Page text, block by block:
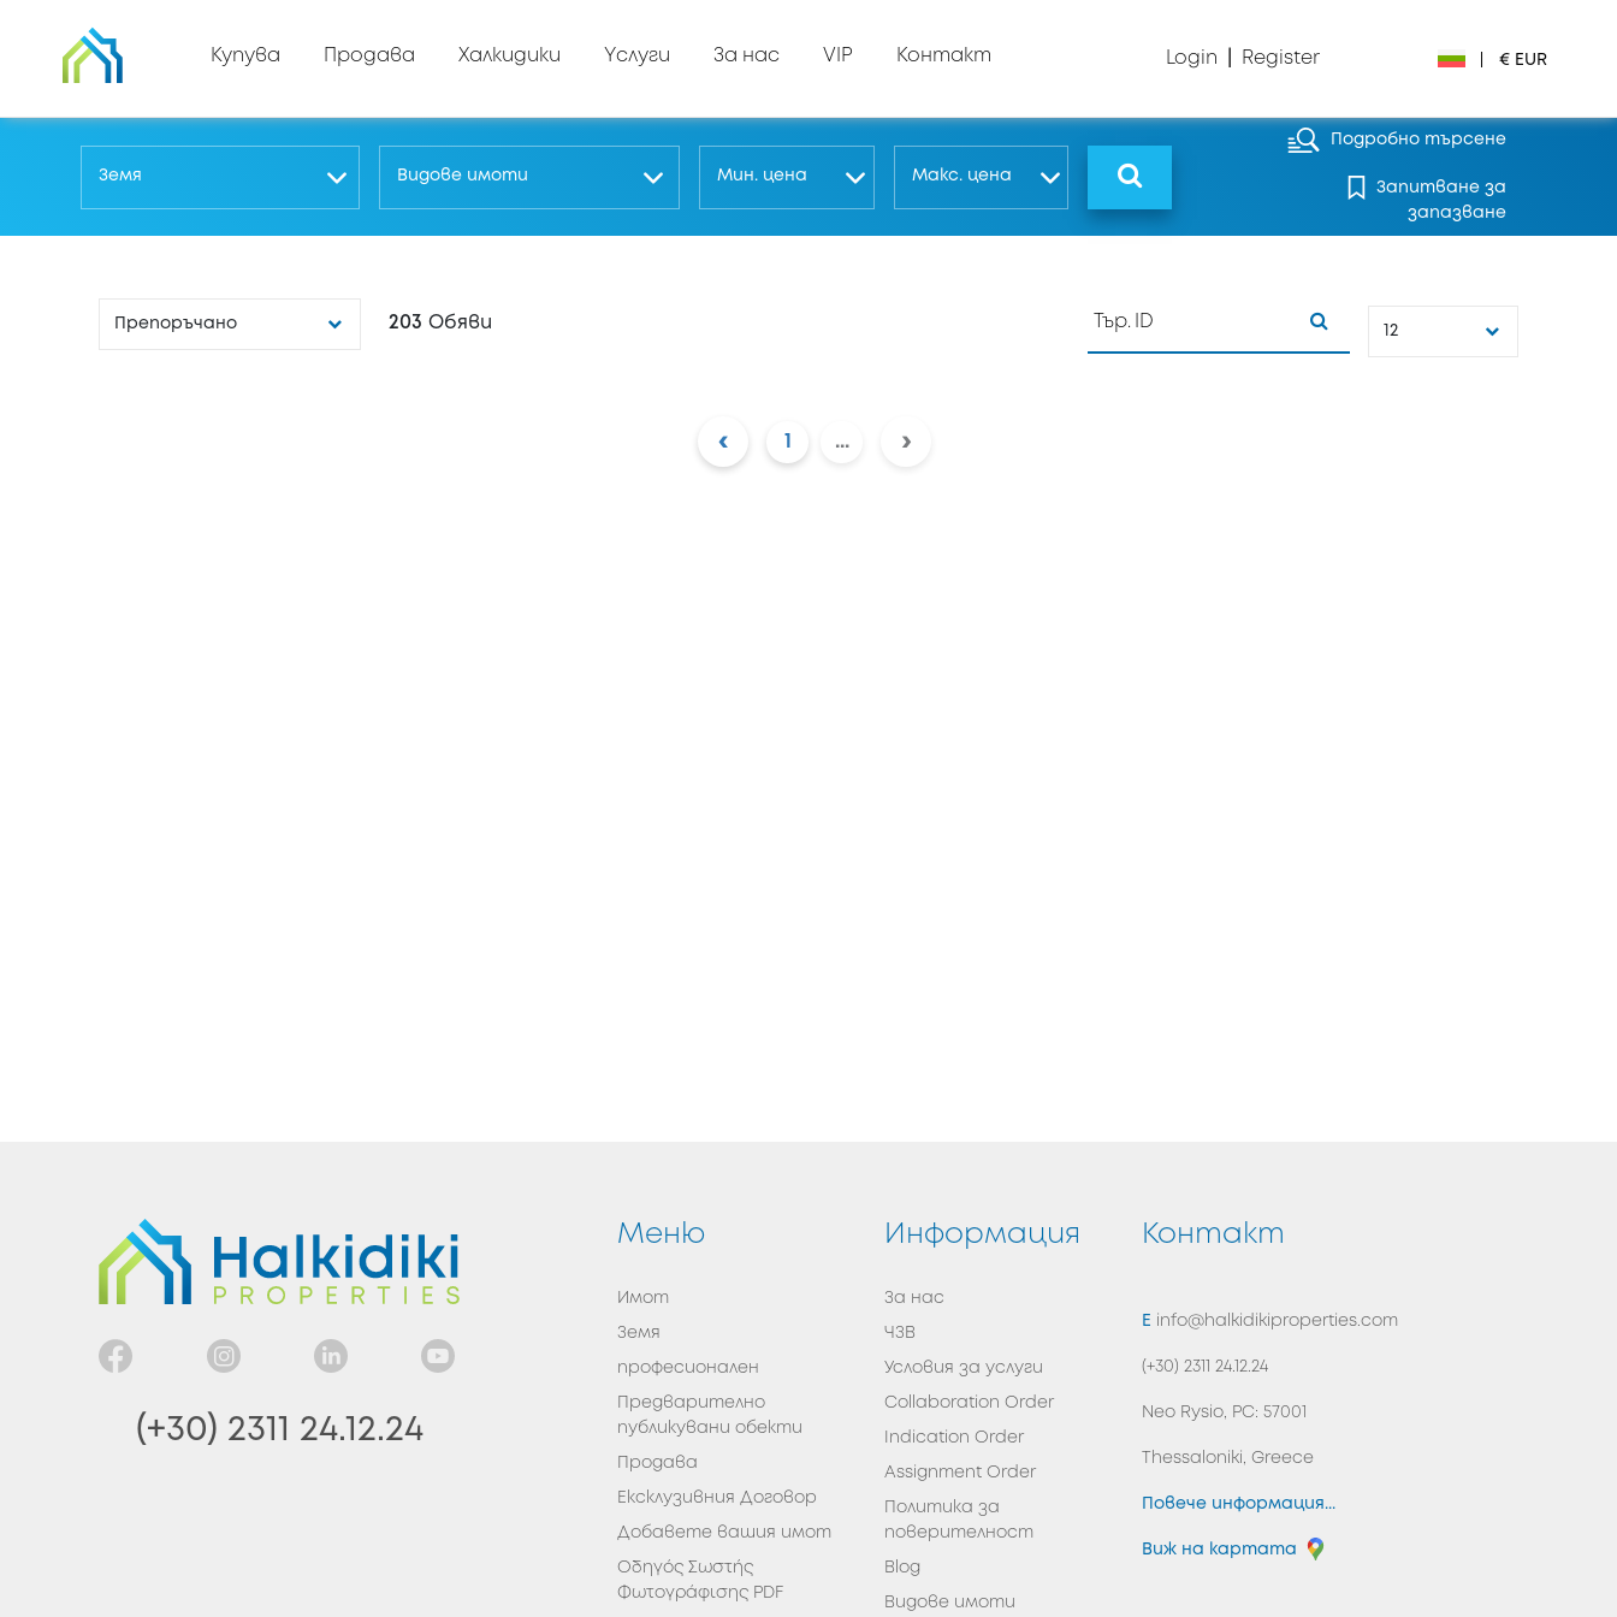
Купува Продава Халкидики Yслуги За нас VIP Контакт Login Register € EUR
£ GBP
Земя Видове имоти Мин. цена Макс. цена
Подробно търсене
Запитване за
запазване
Препоръчано 203 Обяви 12
‹ 1 ... ›
(+30) 2311 24.12.24
Меню
Имот
Земя
професионален
Предварително
публикувани обекти
Продава
Eксклузивния Договор
Добавете вашия имот
Οδηγός Σωστής
Φωτογράφισης PDF
Информация
За нас
ЧЗВ
Условия за услуги
Collaboration Order
Indication Order
Assignment Order
Политика за
поверителност
Blog
Видове имоти
Контакт
E info@halkidikiproperties.com
(+30) 2311 24.12.24
Neo Rysio, PC: 57001
Thessaloniki, Greece
Повече информация...
Виж на картата